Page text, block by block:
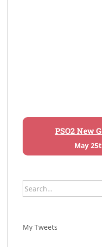
PSO2 New
May
Search
for:
My Tweets